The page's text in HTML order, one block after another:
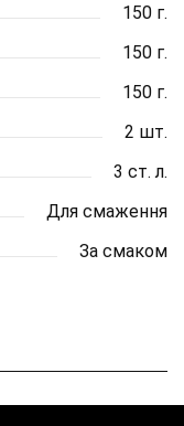
150 г.
150 г.
150 г.
2 шт.
3 ст. л.
Для смаження
За смаком